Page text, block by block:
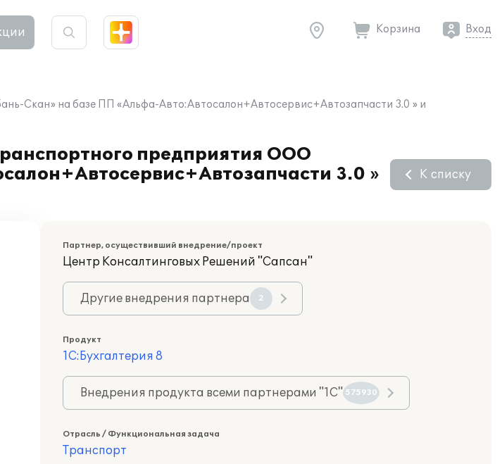
Корзина Вход
Скан» на базе ПП «Альфа-Авто:Автосалон+Автосервис+Автозапчасти 3.0 » и
предприятия ООО
3.0 »
К списку
Партнер, осуществивший внедрение/проект
Центр Консалтинговых Решений "Сапсан"
Другие внедрения партнера 2
Продукт
1С:Бухгалтерия 8
Внедрения продукта всеми партнерами "1С" 575930
Отрасль / Функциональная задача
Транспорт